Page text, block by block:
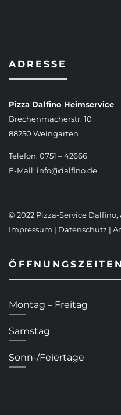
ADRESSE
Pizza Dalfino Heimservice
Brechenmacherstr. 10
88250 Weingarten
Telefon: 0751 – 42666
E-Mail: info@dalfino.de
© 2022 Pizza-Service
Impressum | Datenschutz |
ÖFFNUNGSZEITEN
Montag – Freitag
Samstag
Sonn-/Feiertage